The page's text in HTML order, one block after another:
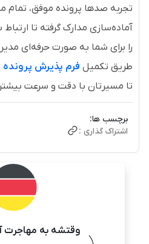
تجربه صدها پرونده موفق، تمام
آماده‌سازی مدارک گرفته تا ارتباط
را برای شما به صورت حرفه‌ای
طریق تکمیل فرم پذیرش پرونده
تا مسیرتان با دقت و سرعت
برچسب ها:
اشتراک گذاری :
وقتشه به مهاجرت